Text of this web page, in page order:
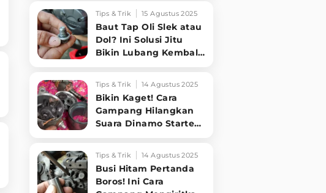
Tips & Trik 15 Agustus 2025
Baut Tap Oli Slek atau
Dol? Ini Solusi Jitu
Bikin Lubang Kembali
Tips & Trik 14 Agustus 2025
Bikin Kaget! Cara
Gampang Hilangkan
Suara Dinamo Starter
Dimatikan!
Tips & Trik 14 Agustus 2025
Busi Hitam Pertanda
Boros! Ini Cara